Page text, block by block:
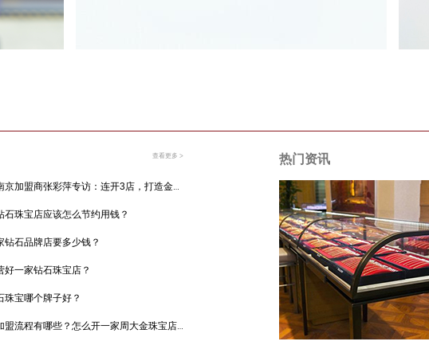
查看更多 >
周大金南京加盟商张彩萍专访：连开3店，打造金陵珠宝全线销售网
石珠宝店应该怎么节约用钱？
钻石品牌店要多少钱？
好一家钻石珠宝店？
珠宝哪个牌子好？
周大金加盟流程有哪些？怎么开一家周大金珠宝店？
热门资讯